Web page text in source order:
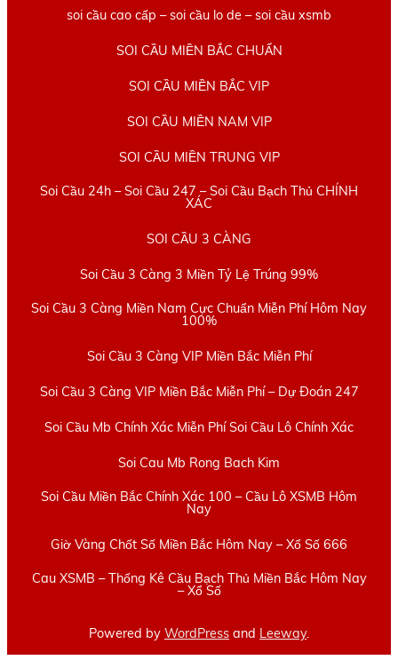
soi cầu cao cấp – soi cầu lo de – soi cầu xsmb
SOI CẦU MIỀN BẮC CHUẨN
SOI CẦU MIỀN BẮC VIP
SOI CẦU MIỀN NAM VIP
SOI CẦU MIỀN TRUNG VIP
Soi Cầu 24h – Soi Cầu 247 – Soi Cầu Bạch Thủ CHÍNH
XÁC
SOI CẦU 3 CÀNG
Soi Cầu 3 Càng 3 Miền Tỷ Lệ Trúng 99%
Soi Cầu 3 Càng Miền Nam Cực Chuẩn Miễn Phí Hôm Nay
100%
Soi Cầu 3 Càng VIP Miền Bắc Miễn Phí
Soi Cầu 3 Càng VIP Miền Bắc Miễn Phí – Dự Đoán 247
Soi Cầu Mb Chính Xác Miễn Phí Soi Cầu Lô Chính Xác
Soi Cau Mb Rong Bach Kim
Soi Cầu Miền Bắc Chính Xác 100 – Cầu Lô XSMB Hôm
Nay
Giờ Vàng Chốt Số Miền Bắc Hôm Nay – Xổ Số 666
Cau XSMB – Thống Kê Cầu Bạch Thủ Miền Bắc Hôm Nay
– Xổ Số
Powered by WordPress and Leeway.